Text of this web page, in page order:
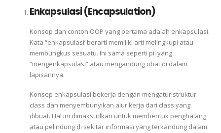
Enkapsulasi (Encapsulation)
Konsep dan contoh OOP yang pertama adalah enkapsulasi.
Kata “enkapsulasi’ berarti memiliki arti melingkupi atau
membungkus sesuatu. Ini sama seperti pil yang
“mengenkapsulasi” atau mengandung obat di dalam
lapisannya.
Konsep enkapsulasi bekerja dengan mengatur struktur
class dan menyembunyikan alur kerja dari class yang
dibuat. Hal ini dimaksudkan untuk membentuk penghalang
atau pelindung di sekitar informasi yang terkandung dalam